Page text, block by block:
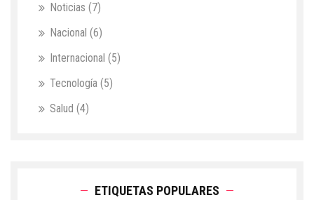
Noticias (7)
Nacional (6)
Internacional (5)
Tecnología (5)
Salud (4)
ETIQUETAS POPULARES